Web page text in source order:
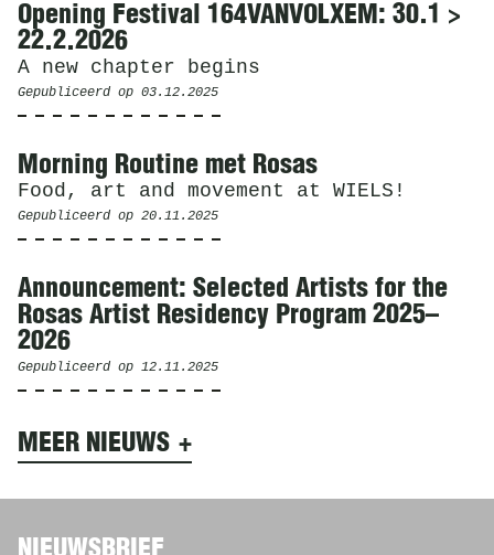
Opening Festival 164VANVOLXEM: 30.1 >
22.2.2026
A new chapter begins
Gepubliceerd op 03.12.2025
Morning Routine met Rosas
Food, art and movement at WIELS!
Gepubliceerd op 20.11.2025
Announcement: Selected Artists for the
Rosas Artist Residency Program 2025–
2026
Gepubliceerd op 12.11.2025
MEER NIEUWS
NIEUWSBRIEF